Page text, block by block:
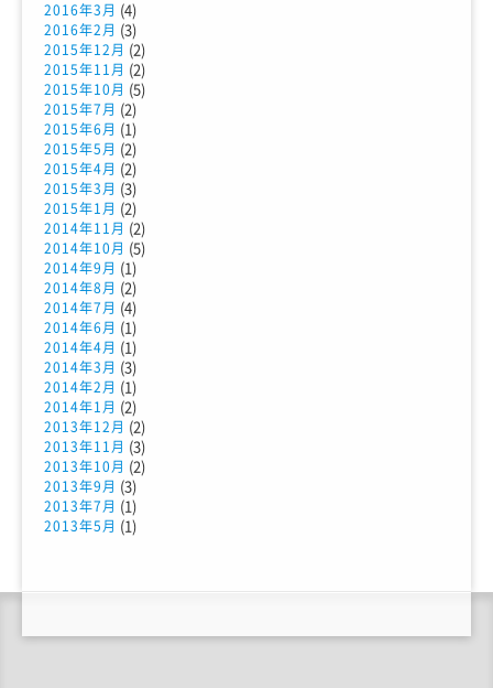
2016年3月 (4)
2016年2月 (3)
2015年12月 (2)
2015年11月 (2)
2015年10月 (5)
2015年7月 (2)
2015年6月 (1)
2015年5月 (2)
2015年4月 (2)
2015年3月 (3)
2015年1月 (2)
2014年11月 (2)
2014年10月 (5)
2014年9月 (1)
2014年8月 (2)
2014年7月 (4)
2014年6月 (1)
2014年4月 (1)
2014年3月 (3)
2014年2月 (1)
2014年1月 (2)
2013年12月 (2)
2013年11月 (3)
2013年10月 (2)
2013年9月 (3)
2013年7月 (1)
2013年5月 (1)